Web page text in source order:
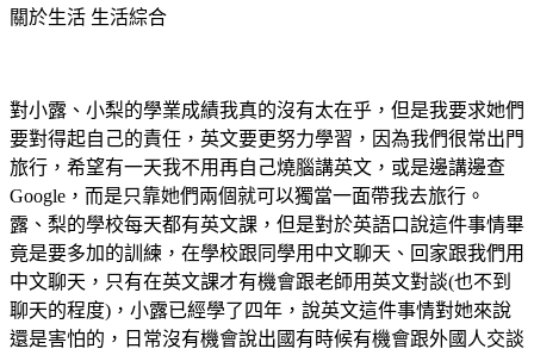
關於生活 生活綜合
對小露、小梨的學業成績我真的沒有太在乎，但是我要求她們
要對得起自己的責任，英文要更努力學習，因為我們很常出門
旅行，希望有一天我不用再自己燒腦講英文，或是邊講邊查
Google，而是只靠她們兩個就可以獨當一面帶我去旅行。
露、梨的學校每天都有英文課，但是對於英語口說這件事情畢
竟是要多加的訓練，在學校跟同學用中文聊天、回家跟我們用
中文聊天，只有在英文課才有機會跟老師用英文對談(也不到
聊天的程度)，小露已經學了四年，說英文這件事情對她來說
還是害怕的，日常沒有機會說出國有時候有機會跟外國人交談